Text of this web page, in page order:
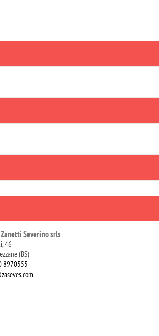
Severino srls
46
(BS)
8970555